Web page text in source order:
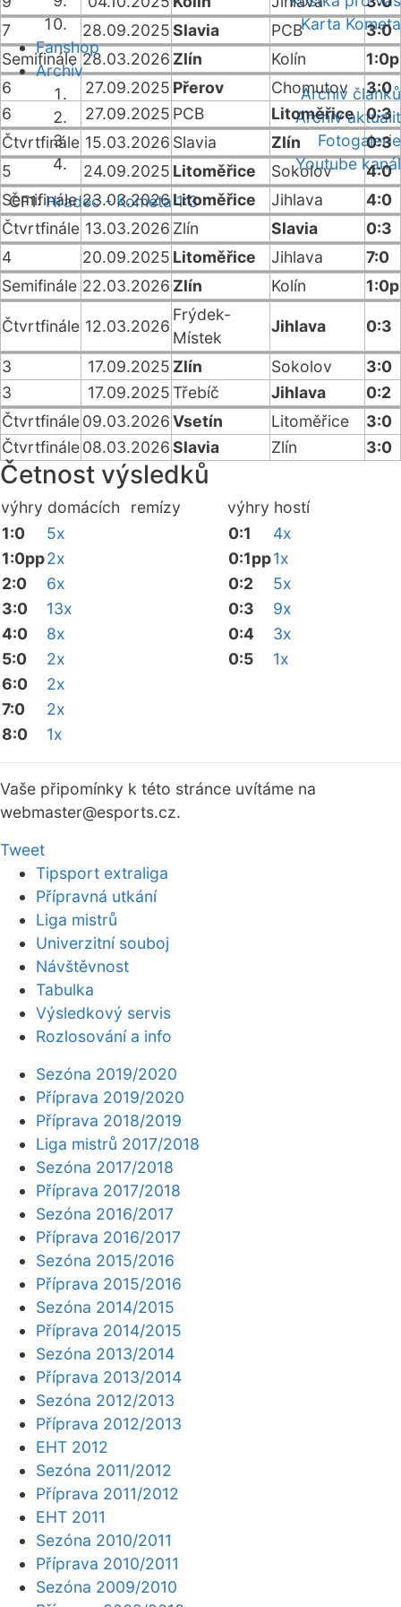
Karta Kometa
Fanshop
Archiv
Archiv článků
Archiv aktualit
Fotogalerie
Youtube kanál
ČF1:Hradec - Kometa 1:3
7
28.09.2025Slavia PCB
3:0
Semifinále 28.03.2026 Zlín Kolín
1:0p
6
27.09.2025 Přerov Chomutov
3:0
6
27.09.2025 PCB Litoměřice
0:3
Čtvrtfinále 15.03.2026 Slavia Zlín
0:3
5
24.09.2025 Litoměřice Sokolov
4:0
Semifinále 23.03.2026Litoměřice Jihlava
4:0
Čtvrtfinále 13.03.2026 Zlín Slavia
0:3
4
20.09.2025 Litoměřice Jihlava
7:0
Semifinále 22.03.2026 Zlín Kolín 1:0p
Čtvrtfinále 12.03.2026
Frýdek-
Místek
Jihlava 0:3
3 17.09.2025 Zlín Sokolov
3:0
3
17.09.2025Třebíč Jihlava
0:2
Čtvrtfinále09.03.2026Vsetín Litoměřice
3:0
Čtvrtfinále08.03.2026Slavia Zlín 3:0
Četnost výsledků
výhry domácích remízy výhry hostí
1:0
5x
1:0pp2x
2:0
6x
3:0
13x
4:0
8x
5:0
2x
6:0
2x
7:0
2x
8:0
1x
0:1
4x
0:1pp1x
0:2
5x
0:3
9x
0:4
3x
0:5
1x
Vaše připomínky k této stránce uvítáme na
webmaster@esports.cz.
Tweet
Tipsport extraliga
Přípravná utkání
Liga mistrů
Univerzitní souboj
Návštěvnost
Tabulka
Výsledkový servis
Rozlosování a info
Sezóna 2019/2020
Příprava 2019/2020
Příprava 2018/2019
Liga mistrů 2017/2018
Sezóna 2017/2018
Příprava 2017/2018
Sezóna 2016/2017
Příprava 2016/2017
Sezóna 2015/2016
Příprava 2015/2016
Sezóna 2014/2015
Příprava 2014/2015
Sezóna 2013/2014
Příprava 2013/2014
Sezóna 2012/2013
Příprava 2012/2013
EHT 2012
Sezóna 2011/2012
Příprava 2011/2012
EHT 2011
Sezóna 2010/2011
Příprava 2010/2011
Sezóna 2009/2010